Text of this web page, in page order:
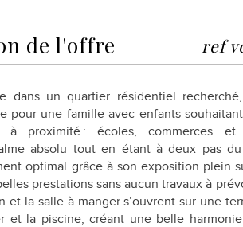
de l'offre ref
dans un quartier résidentiel
pour une famille avec enfants
à proximité : écoles, commerces et
absolu tout en étant à deux pas
optimal grâce à son exposition plein
prestations sans aucun travaux à
et la salle à manger s’ouvrent sur une
et la piscine, créant une belle